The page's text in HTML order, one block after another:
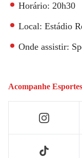
Horário: 20h30
Local: Estádio
Onde assistir:
Acompanhe Esportes